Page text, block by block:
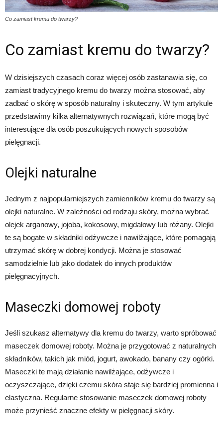
Co zamiast kremu do twarzy?
Co zamiast kremu do twarzy?
W dzisiejszych czasach coraz więcej osób zastanawia się, co
zamiast tradycyjnego kremu do twarzy można stosować, aby
zadbać o skórę w sposób naturalny i skuteczny. W tym artykule
przedstawimy kilka alternatywnych rozwiązań, które mogą być
interesujące dla osób poszukujących nowych sposobów
pielęgnacji.
Olejki naturalne
Jednym z najpopularniejszych zamienników kremu do twarzy są
olejki naturalne. W zależności od rodzaju skóry, można wybrać
olejek arganowy, jojoba, kokosowy, migdałowy lub różany. Olejki
te są bogate w składniki odżywcze i nawilżające, które pomagają
utrzymać skórę w dobrej kondycji. Można je stosować
samodzielnie lub jako dodatek do innych produktów
pielęgnacyjnych.
Maseczki domowej roboty
Jeśli szukasz alternatywy dla kremu do twarzy, warto spróbować
maseczek domowej roboty. Można je przygotować z naturalnych
składników, takich jak miód, jogurt, awokado, banany czy ogórki.
Maseczki te mają działanie nawilżające, odżywcze i
oczyszczające, dzięki czemu skóra staje się bardziej promienna i
elastyczna. Regularne stosowanie maseczek domowej roboty
może przynieść znaczne efekty w pielęgnacji skóry.